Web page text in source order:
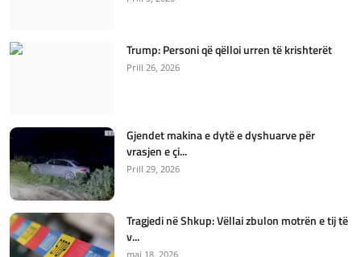
Trump: Personi që qëlloi urren të krishterët
Prill 26, 2026
Gjendet makina e dytë e dyshuarve për
vrasjen e çi...
Prill 29, 2026
Tragjedi në Shkup: Vëllai zbulon motrën e tij të
v...
maj 18, 2026